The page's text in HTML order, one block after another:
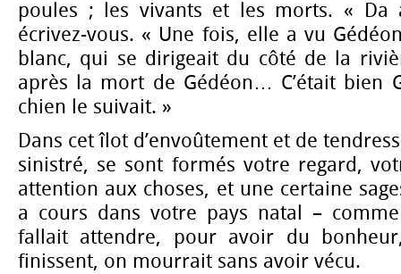
poules ; les vivants et les morts. « Da
écrivez-vous. « Une fois, elle a vu
blanc, qui se dirigeait du côté de la
après la mort de Gédéon… C’était bien
chien le suivait. »
Dans cet îlot d’envoûtement et de
sinistré, se sont formés votre regard,
attention aux choses, et une certaine
a cours dans votre pays natal –
fallait attendre, pour avoir du
finissent, on mourrait sans avoir vécu.